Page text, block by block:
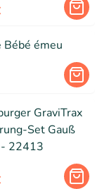
Bébé émeu
GraviTrax
Set Gauß
- 22413